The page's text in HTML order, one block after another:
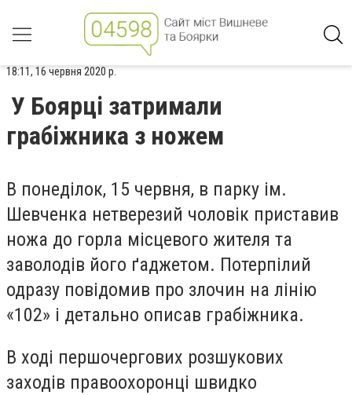
18:11, 16 червня 2020 р.
У Боярці затримали
грабіжника з ножем
В понеділок, 15 червня, в парку ім.
Шевченка нетверезий чоловік приставив
ножа до горла місцевого жителя та
заволодів його ґаджетом. Потерпілий
одразу повідомив про злочин на лінію
«102» і детально описав грабіжника.
В ході першочергових розшукових
заходів правоохоронці швидко